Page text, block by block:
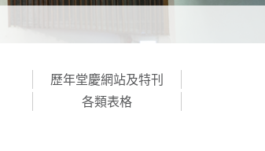
歷年堂慶網站及特刊
各類表格